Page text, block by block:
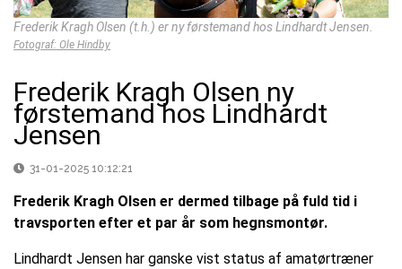
Frederik Kragh Olsen (t.h.) er ny førstemand hos Lindhardt Jensen.
Fotograf: Ole Hindby
Frederik Kragh Olsen ny
førstemand hos Lindhardt
Jensen
31-01-2025 10:12:21
Frederik Kragh Olsen er dermed tilbage på fuld tid i
travsporten efter et par år som hegnsmontør.
Lindhardt Jensen har ganske vist status af amatørtræner